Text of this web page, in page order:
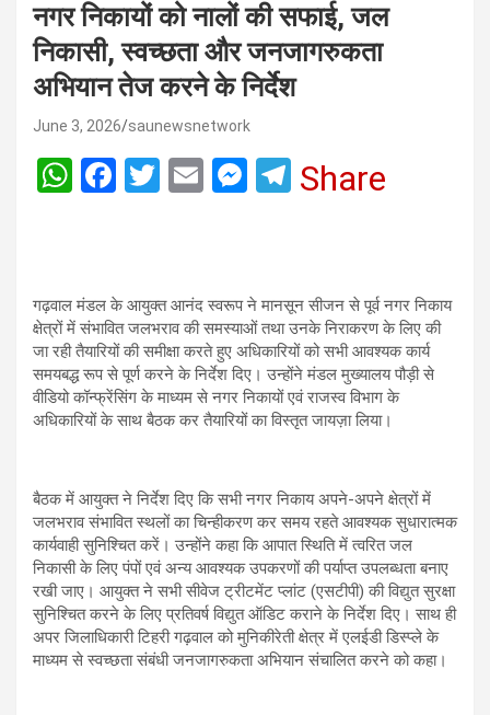
नगर निकायों को नालों की सफाई, जल
निकासी, स्वच्छता और जनजागरुकता
अभियान तेज करने के निर्देश
June 3, 2026 saunewsnetwork
W
A
p
p
F
o
o
k
T
E
M
g
er
T
a
m
Share
गढ़वाल मंडल के आयुक्त आनंद स्वरूप ने मानसून सीजन से पूर्व नगर निकाय
क्षेत्रों में संभावित जलभराव की समस्याओं तथा उनके निराकरण के लिए की
जा रही तैयारियों की समीक्षा करते हुए अधिकारियों को सभी आवश्यक कार्य
समयबद्ध रूप से पूर्ण करने के निर्देश दिए। उन्होंने मंडल मुख्यालय पौड़ी से
वीडियो कॉन्फ्रेंसिंग के माध्यम से नगर निकायों एवं राजस्व विभाग के
अधिकारियों के साथ बैठक कर तैयारियों का विस्तृत जायज़ा लिया।
बैठक में आयुक्त ने निर्देश दिए कि सभी नगर निकाय अपने-अपने क्षेत्रों में
जलभराव संभावित स्थलों का चिन्हीकरण कर समय रहते आवश्यक सुधारात्मक
कार्यवाही सुनिश्चित करें। उन्होंने कहा कि आपात स्थिति में त्वरित जल
निकासी के लिए पंपों एवं अन्य आवश्यक उपकरणों की पर्याप्त उपलब्धता बनाए
रखी जाए। आयुक्त ने सभी सीवेज ट्रीटमेंट प्लांट (एसटीपी) की विद्युत सुरक्षा
सुनिश्चित करने के लिए प्रतिवर्ष विद्युत ऑडिट कराने के निर्देश दिए। साथ ही
अपर जिलाधिकारी टिहरी गढ़वाल को मुनिकीरेती क्षेत्र में एलईडी डिस्प्ले के
माध्यम से स्वच्छता संबंधी जनजागरुकता अभियान संचालित करने को कहा।